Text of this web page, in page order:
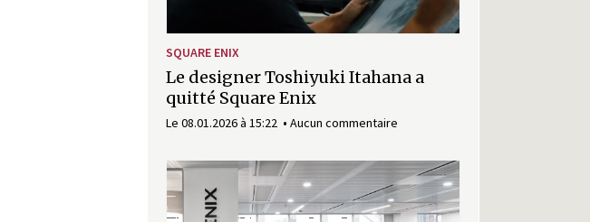
SQUARE ENIX
Le designer Toshiyuki Itahana a
quitté Square Enix
Le 08.01.2026 à 15:22 Aucun commentaire